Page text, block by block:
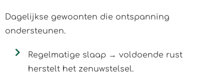
Dagelijkse gewoonten die ontspanning
ondersteunen.
Regelmatige slaap → voldoende rust
herstelt het zenuwstelsel.